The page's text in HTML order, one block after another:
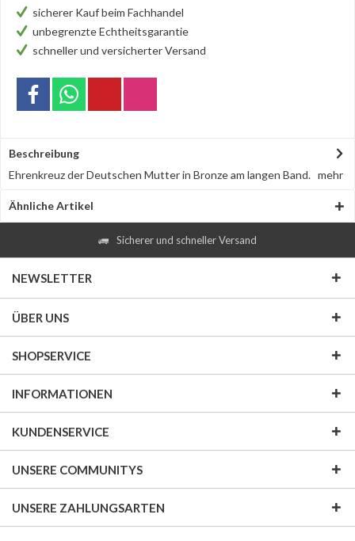
sicherer Kauf beim Fachhandel
unbegrenzte Echtheitsgarantie
schneller und versicherter Versand
Beschreibung
Ehrenkreuz der Deutschen Mutter in Bronze am langen Band. mehr
Ähnliche Artikel
Sicherer und schneller Versand
NEWSLETTER
ÜBER UNS
SHOPSERVICE
INFORMATIONEN
KUNDENSERVICE
UNSERE COMMUNITYS
UNSERE ZAHLUNGSARTEN